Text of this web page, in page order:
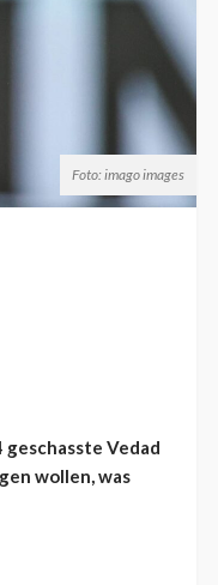
Foto: imago images
geschasste Vedad
wollen, was